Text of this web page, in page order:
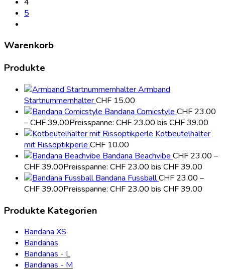
5
Warenkorb
Produkte
Armband
StartnummernhalterCHF 15.00
Bandana Comicstyle CHF 23.00
–CHF39.00Preisspanne: CHF 23.00 bis CHF 39.00
Kotbeutelhalter
mit Rissoptikperle CHF 10.00
Bandana Beachvibe CHF 23.00 –
CHF39.00Preisspanne: CHF 23.00 bis CHF 39.00
Bandana FussballCHF 23.00 –
CHF39.00Preisspanne: CHF 23.00 bis CHF 39.00
Produkte Kategorien
Bandana XS
Bandanas
Bandanas - L
Bandanas - M